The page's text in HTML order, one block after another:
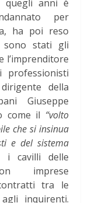
quegli anni è
per
ha poi reso
sono stati gli
l’imprenditore
della
Giuseppe
come il “volto
che si insinua
e del sistema
i cavilli delle
imprese
tra le
inquirenti.